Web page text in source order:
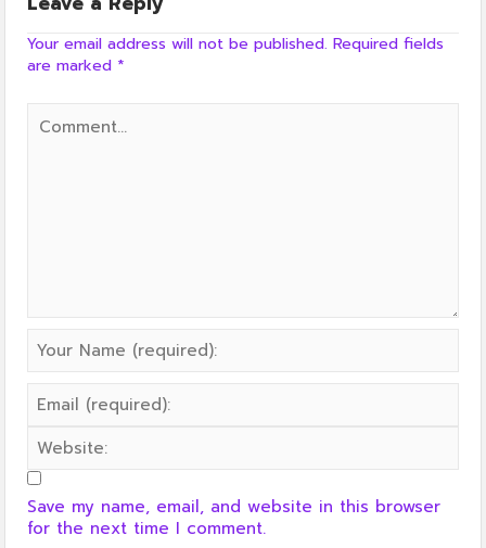
Your email address will not be published. Required fields
are marked *
Save my name, email, and website in this browser
for the next time I comment.